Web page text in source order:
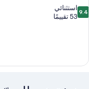
9.4
من
9.4 استثنائي
53 تقييمًا